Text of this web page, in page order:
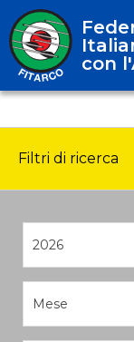
con
Filtri di ricerca
2026
Mese